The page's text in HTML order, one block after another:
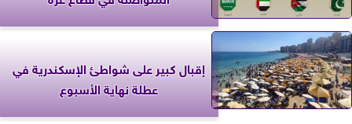
إقبال كبير على شواطئ الإسكندرية في
عطلة نهاية الأسبوع